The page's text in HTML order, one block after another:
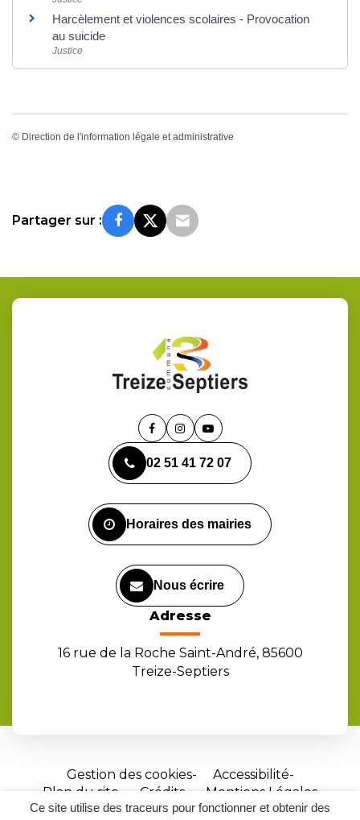
Ce site utilise des traceurs pour fonctionner et obtenir des
Harcèlement et violences scolaires - Provocation
au suicide
Justice
© Direction de l'information légale et administrative
Partager sur :
Lien
le
compte
Lien
le
compte
Lien
la
chaîne
02 51 41 72 07
Horaires des mairies
Nous écrire
Adresse
16 rue de la Roche Saint-André, 85600
Treize-Septiers
Gestion des cookies
Accessibilité
Plan du site
Crédits
Mentions Légales